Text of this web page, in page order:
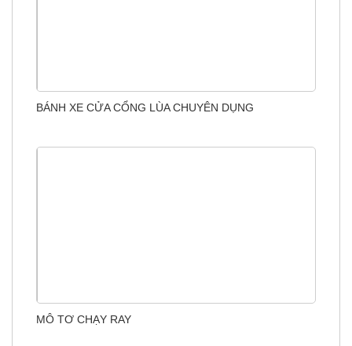
BÁNH XE CỬA CỔNG LÙA CHUYÊN DỤNG
MÔ TƠ CHẠY RAY